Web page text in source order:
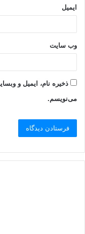
ایمیل
وب‌ سایت
ذخیره نام، ایمیل و
می‌نویسم.